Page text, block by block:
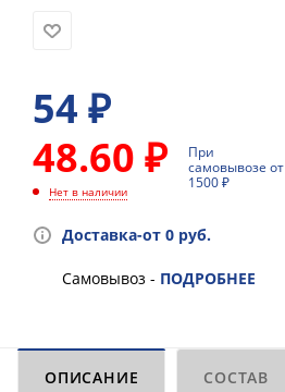
54 ₽
48.60 ₽
При
самовывозе от
1500 ₽
Нет в наличии
Доставка-от 0 руб.
Самовывоз - ПОДРОБНЕЕ
ОПИСАНИЕ СОСТАВ